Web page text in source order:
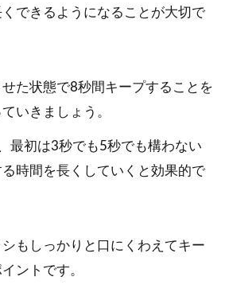
できるようになることが大切で
た状態で8秒間キープすることを
いきましょう。
最初は3秒でも5秒でも構わない
時間を長くしていくと効果的で
もしっかりと口にくわえてキー
ントです。